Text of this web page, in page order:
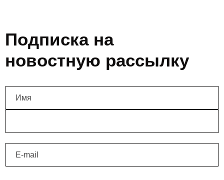
Подписка на
новостную рассылку